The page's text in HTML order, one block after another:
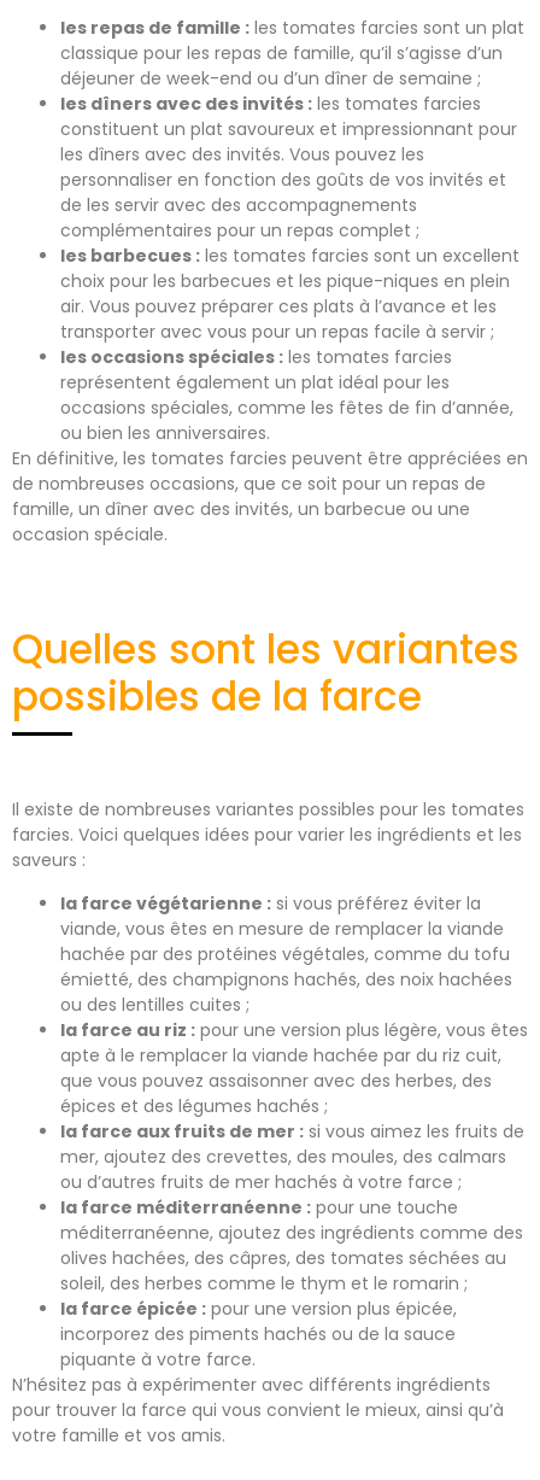
les repas de famille : les tomates farcies sont un plat
classique pour les repas de famille, qu’il s’agisse d’un
déjeuner de week-end ou d’un dîner de semaine ;
les dîners avec des invités : les tomates farcies
constituent un plat savoureux et impressionnant pour
les dîners avec des invités. Vous pouvez les
personnaliser en fonction des goûts de vos invités et
de les servir avec des accompagnements
complémentaires pour un repas complet ;
les barbecues : les tomates farcies sont un excellent
choix pour les barbecues et les pique-niques en plein
air. Vous pouvez préparer ces plats à l’avance et les
transporter avec vous pour un repas facile à servir ;
les occasions spéciales : les tomates farcies
représentent également un plat idéal pour les
occasions spéciales, comme les fêtes de fin d’année,
ou bien les anniversaires.
En définitive, les tomates farcies peuvent être appréciées en
de nombreuses occasions, que ce soit pour un repas de
famille, un dîner avec des invités, un barbecue ou une
occasion spéciale.
Quelles sont les variantes
possibles de la farce
Il existe de nombreuses variantes possibles pour les tomates
farcies. Voici quelques idées pour varier les ingrédients et les
saveurs :
la farce végétarienne : si vous préférez éviter la
viande, vous êtes en mesure de remplacer la viande
hachée par des protéines végétales, comme du tofu
émietté, des champignons hachés, des noix hachées
ou des lentilles cuites ;
la farce au riz : pour une version plus légère, vous êtes
apte à le remplacer la viande hachée par du riz cuit,
que vous pouvez assaisonner avec des herbes, des
épices et des légumes hachés ;
la farce aux fruits de mer : si vous aimez les fruits de
mer, ajoutez des crevettes, des moules, des calmars
ou d’autres fruits de mer hachés à votre farce ;
la farce méditerranéenne : pour une touche
méditerranéenne, ajoutez des ingrédients comme des
olives hachées, des câpres, des tomates séchées au
soleil, des herbes comme le thym et le romarin ;
la farce épicée : pour une version plus épicée,
incorporez des piments hachés ou de la sauce
piquante à votre farce.
N’hésitez pas à expérimenter avec différents ingrédients
pour trouver la farce qui vous convient le mieux, ainsi qu’à
votre famille et vos amis.